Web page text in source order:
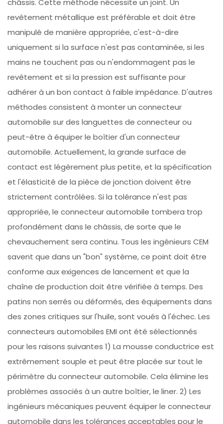
châssis. Cette méthode nécessite un joint. Un
revêtement métallique est préférable et doit être
manipulé de manière appropriée, c'est-à-dire
uniquement si la surface n'est pas contaminée, si les
mains ne touchent pas ou n'endommagent pas le
revêtement et si la pression est suffisante pour
adhérer à un bon contact à faible impédance. D'autres
méthodes consistent à monter un connecteur
automobile sur des languettes de connecteur ou
peut-être à équiper le boîtier d'un connecteur
automobile. Actuellement, la grande surface de
contact est légèrement plus petite, et la spécification
et l'élasticité de la pièce de jonction doivent être
strictement contrôlées. Si la tolérance n'est pas
appropriée, le connecteur automobile tombera trop
profondément dans le châssis, de sorte que le
chevauchement sera continu. Tous les ingénieurs CEM
savent que dans un "bon" système, ce point doit être
conforme aux exigences de lancement et que la
chaîne de production doit être vérifiée à temps. Des
patins non serrés ou déformés, des équipements dans
des zones critiques sur l'huile, sont voués à l'échec. Les
connecteurs automobiles EMI ont été sélectionnés
pour les raisons suivantes 1) La mousse conductrice est
extrêmement souple et peut être placée sur tout le
périmètre du connecteur automobile. Cela élimine les
problèmes associés à un autre boîtier, le liner. 2) Les
ingénieurs mécaniques peuvent équiper le connecteur
automobile dans les tolérances acceptables pour le